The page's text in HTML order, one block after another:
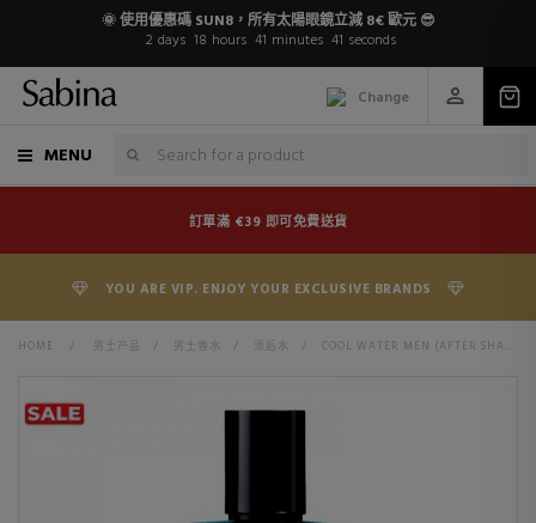
🌞 使用優惠碼 SUN8，所有太陽眼鏡立減 8€ 歐元 😎
2 days 18 hours 41 minutes 41 seconds
Change
MENU
訂單滿 €39 即可免費送貨
YOU ARE VIP. ENJOY YOUR EXCLUSIVE BRANDS
HOME > 男士产品 > 男士香水 > 须后水 > COOL WATER MEN (AFTER SHAVE)